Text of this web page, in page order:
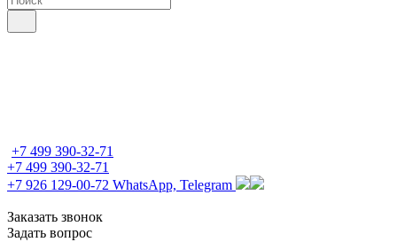
+7 499 390-32-71
+7 499 390-32-71
+7 926 129-00-72 WhatsApp, Telegram
Заказать звонок
Задать вопрос